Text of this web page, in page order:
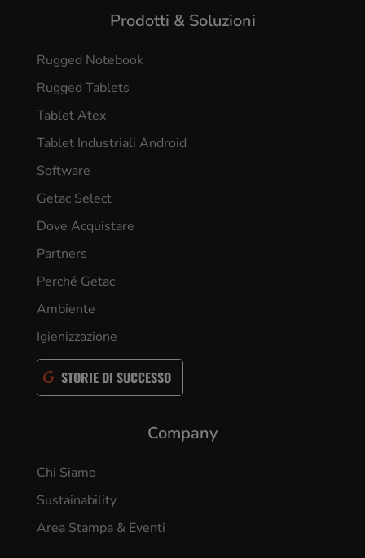
Prodotti & Soluzioni
Rugged Notebook
Rugged Tablets
Tablet Atex
Tablet Industriali Android
Software
Getac Select
Dove Acquistare
Partners
Perché Getac
Ambiente
Igienizzazione
STORIE DI SUCCESSO
Company
Chi Siamo
Sustainability
Area Stampa & Eventi